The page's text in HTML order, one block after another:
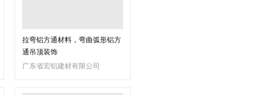
拉弯铝方通材料，弯曲弧形铝方
通吊顶装饰
广东省宏铝建材有限公司